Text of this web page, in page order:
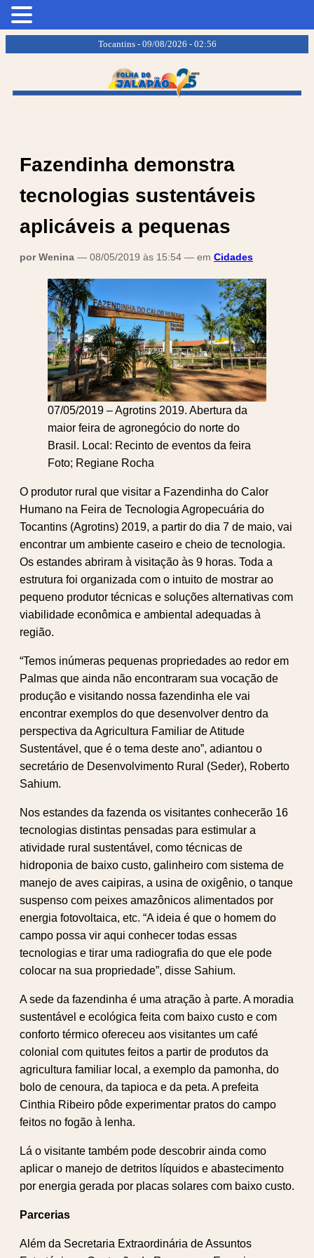
Tocantins - 09/08/2026 - 02:56
Fazendinha demonstra
tecnologias sustentáveis
aplicáveis a pequenas
por Wenina — 08/05/2019 às 15:54 — em Cidades
07/05/2019 – Agrotins 2019. Abertura da
maior feira de agronegócio do norte do
Brasil. Local: Recinto de eventos da feira
Foto; Regiane Rocha
O produtor rural que visitar a Fazendinha do Calor
Humano na Feira de Tecnologia Agropecuária do
Tocantins (Agrotins) 2019, a partir do dia 7 de maio, vai
encontrar um ambiente caseiro e cheio de tecnologia.
Os estandes abriram à visitação às 9 horas. Toda a
estrutura foi organizada com o intuito de mostrar ao
pequeno produtor técnicas e soluções alternativas com
viabilidade econômica e ambiental adequadas à
região.
“Temos inúmeras pequenas propriedades ao redor em
Palmas que ainda não encontraram sua vocação de
produção e visitando nossa fazendinha ele vai
encontrar exemplos do que desenvolver dentro da
perspectiva da Agricultura Familiar de Atitude
Sustentável, que é o tema deste ano”, adiantou o
secretário de Desenvolvimento Rural (Seder), Roberto
Sahium.
Nos estandes da fazenda os visitantes conhecerão 16
tecnologias distintas pensadas para estimular a
atividade rural sustentável, como técnicas de
hidroponia de baixo custo, galinheiro com sistema de
manejo de aves caipiras, a usina de oxigênio, o tanque
suspenso com peixes amazônicos alimentados por
energia fotovoltaica, etc. “A ideia é que o homem do
campo possa vir aqui conhecer todas essas
tecnologias e tirar uma radiografia do que ele pode
colocar na sua propriedade”, disse Sahium.
A sede da fazendinha é uma atração à parte. A moradia
sustentável e ecológica feita com baixo custo e com
conforto térmico ofereceu aos visitantes um café
colonial com quitutes feitos a partir de produtos da
agricultura familiar local, a exemplo da pamonha, do
bolo de cenoura, da tapioca e da peta. A prefeita
Cinthia Ribeiro pôde experimentar pratos do campo
feitos no fogão à lenha.
Lá o visitante também pode descobrir ainda como
aplicar o manejo de detritos líquidos e abastecimento
por energia gerada por placas solares com baixo custo.
Parcerias
Além da Secretaria Extraordinária de Assuntos